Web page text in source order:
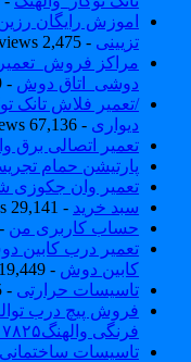
اموزش رایگان رزین
تزیینی- 2,475 views
مراکز
دوشی_اتاق دوش- 4,529 views
/تعمیر فلاش تانک
دیواری - 67,136 views
تعمیر اتصالی برق وان
پارتیشن حمام تجریش
تعمیر وان جکوزی
سبد خرید - 29,141 views
حساب کاربری من- 23,127 views
تعمیر درب کابین
کابین دوش- 19,449 views
تاسیسات حرارتی- 17,025 views
فروش پیچ درب
فرنگی والهنگ۰۹۱۲۱۵۰۷۸۲۵
تاسیسات ساختمانی- 16,120 views